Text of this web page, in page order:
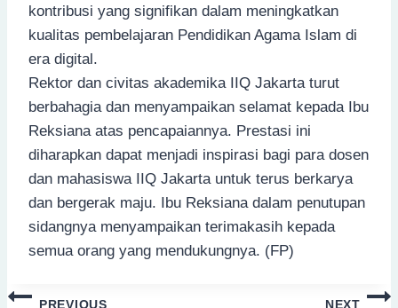
kontribusi yang signifikan dalam meningkatkan
kualitas pembelajaran Pendidikan Agama Islam di
era digital.
Rektor dan civitas akademika IIQ Jakarta turut
berbahagia dan menyampaikan selamat kepada Ibu
Reksiana atas pencapaiannya. Prestasi ini
diharapkan dapat menjadi inspirasi bagi para dosen
dan mahasiswa IIQ Jakarta untuk terus berkarya
dan bergerak maju. Ibu Reksiana dalam penutupan
sidangnya menyampaikan terimakasih kepada
semua orang yang mendukungnya. (FP)
PostPREVIOUS NEXT